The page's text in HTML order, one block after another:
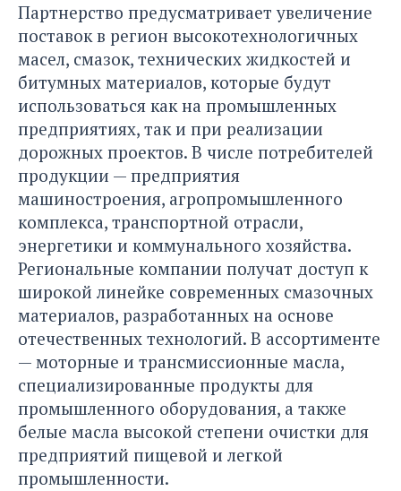
Партнерство предусматривает увеличение
поставок в регион высокотехнологичных
масел, смазок, технических жидкостей и
битумных материалов, которые будут
использоваться как на промышленных
предприятиях, так и при реализации
дорожных проектов. В числе потребителей
продукции — предприятия
машиностроения, агропромышленного
комплекса, транспортной отрасли,
энергетики и коммунального хозяйства.
Региональные компании получат доступ к
широкой линейке современных смазочных
материалов, разработанных на основе
отечественных технологий. В ассортименте
— моторные и трансмиссионные масла,
специализированные продукты для
промышленного оборудования, а также
белые масла высокой степени очистки для
предприятий пищевой и легкой
промышленности.